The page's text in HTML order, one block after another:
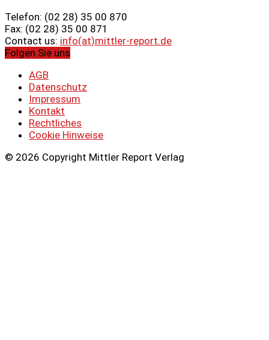
Telefon: (02 28) 35 00 870
Fax: (02 28) 35 00 871
Contact us: info(at)mittler-report.de
Folgen Sie uns
AGB
Datenschutz
Impressum
Kontakt
Rechtliches
Cookie Hinweise
© 2026 Copyright Mittler Report Verlag